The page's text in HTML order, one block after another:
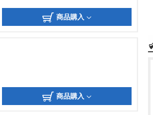
商品購入
商品購入